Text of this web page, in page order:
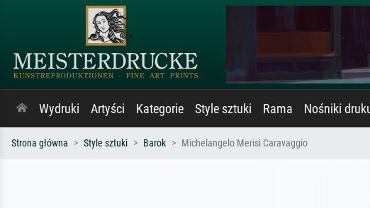
Wydruki Artyści Kategorie Style sztuki Rama Nośniki
Strona główna Style sztuki Barok Michelangelo Merisi Caravaggio